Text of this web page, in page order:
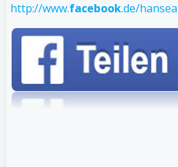
http://www.facebook.de/